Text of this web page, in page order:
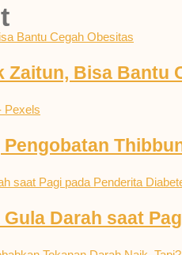
Zaitun, Bisa Bantu
Darah saat